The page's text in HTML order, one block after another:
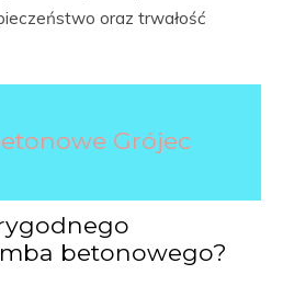
oraz trwałość
Grójec
betonowego?